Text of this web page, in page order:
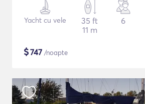
Yacht cu vele
35 ft
11 m
6
$747 /noapte